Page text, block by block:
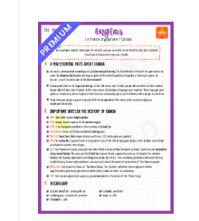
PREMIUM